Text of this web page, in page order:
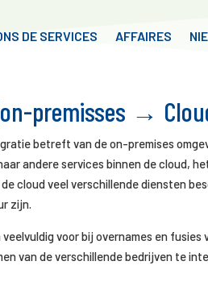
DE SERVICES AFFAIRES
premisses →
betreft van de on-premises
andere services binnen de cloud,
cloud veel verschillende diensten
zijn.
voor bij overnames en
van de verschillende bedrijven te